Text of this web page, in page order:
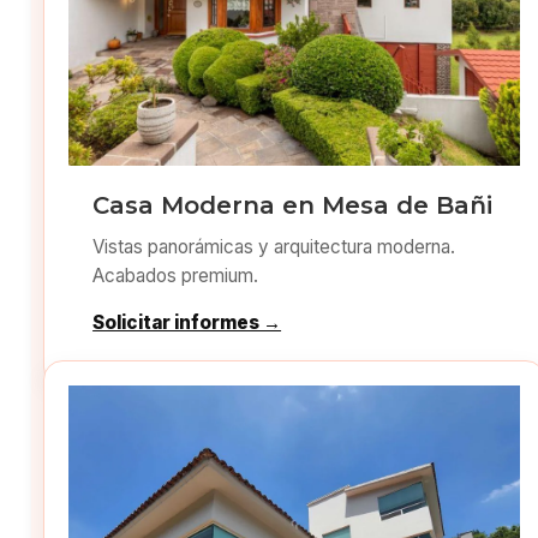
Casa Moderna en Mesa de Bañi
Vistas panorámicas y arquitectura moderna.
Acabados premium.
Solicitar informes →